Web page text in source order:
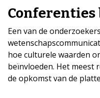
Conferenties
Een van de
hoe culturele waarden
beïnvloeden. Het meest
de opkomst van de